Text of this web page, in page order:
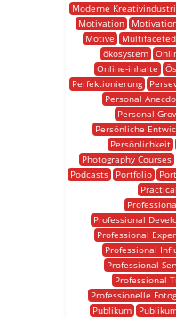
Moderne
Motivation
Motive
Multifaceted
ökosystem
Online-inhalte
Perfektionierung
Personal
Personal
Persönliche
Persönlichkeit
Photography Courses
Podcasts
Portfolio
Professional
Professional
Professional
Professional
Professional
Professionelle
Publikum